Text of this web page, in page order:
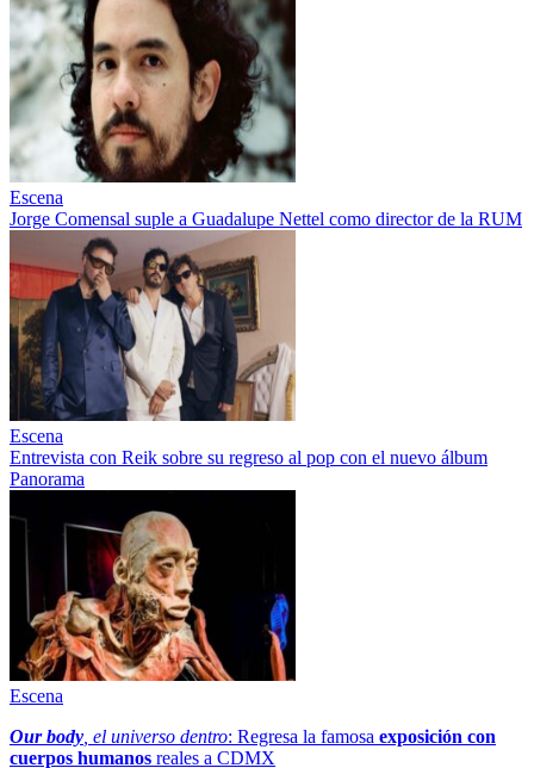
Escena
Jorge Comensal suple a Guadalupe Nettel como director de la RUM
Escena
Entrevista con Reik sobre su regreso al pop con el nuevo álbum
Panorama
Escena
Our body , el universo dentro: Regresa la famosa exposición con
cuerpos humanos reales a CDMX